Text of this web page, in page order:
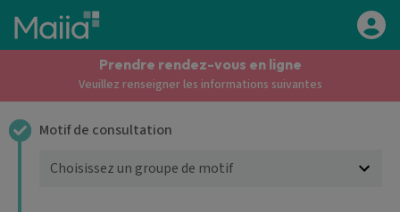
Aller au contenu principal
Prendre rendez-vous en ligne
Veuillez renseigner les informations suivantes
Motif de consultation